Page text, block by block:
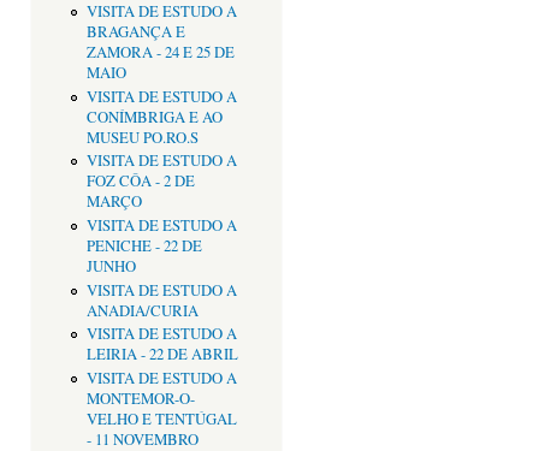
VISITA DE ESTUDO A
BRAGANÇA E
ZAMORA - 24 E 25 DE
MAIO
VISITA DE ESTUDO A
CONÍMBRIGA E AO
MUSEU PO.RO.S
VISITA DE ESTUDO A
FOZ CÔA - 2 DE
MARÇO
VISITA DE ESTUDO A
PENICHE - 22 DE
JUNHO
VISITA DE ESTUDO A
ANADIA/CURIA
VISITA DE ESTUDO A
LEIRIA - 22 DE ABRIL
VISITA DE ESTUDO A
MONTEMOR-O-
VELHO E TENTÚGAL
- 11 NOVEMBRO